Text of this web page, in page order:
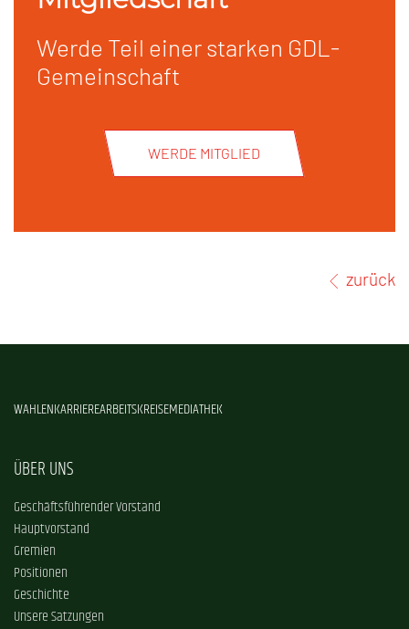
Werde Teil einer starken GDL-
Gemeinschaft
WERDE MITGLIED
zurück
WAHLENKARRIEREARBEITSKREISEMEDIATHEK
ÜBER UNS
Geschäftsführender Vorstand
Hauptvorstand
Gremien
Positionen
Geschichte
Unsere Satzungen